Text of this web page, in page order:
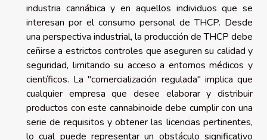
industria cannábica y en aquellos individuos que se
interesan por el consumo personal de THCP. Desde
una perspectiva industrial, la producción de THCP debe
ceñirse a estrictos controles que aseguren su calidad y
seguridad, limitando su acceso a entornos médicos y
científicos. La "comercialización regulada" implica que
cualquier empresa que desee elaborar y distribuir
productos con este cannabinoide debe cumplir con una
serie de requisitos y obtener las licencias pertinentes,
lo cual puede representar un obstáculo significativo